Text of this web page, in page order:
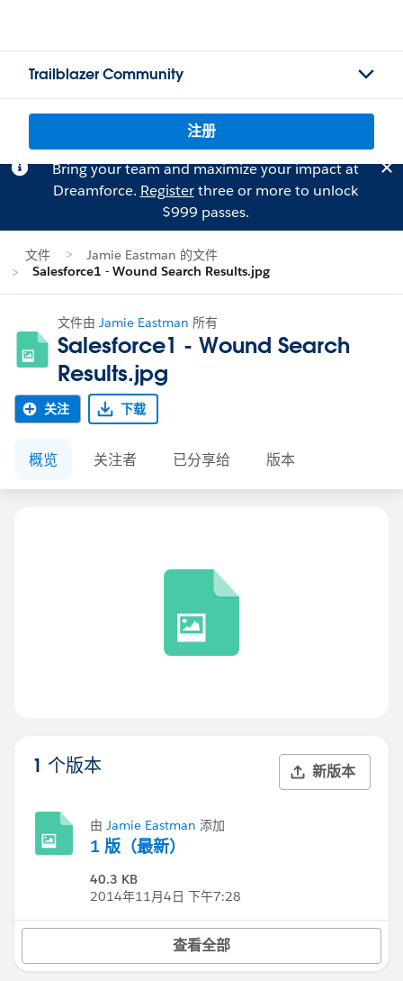
Trailblazer Community
注册
Bring your team and maximize your impact at
Dreamforce. Registerthree or more to unlock
$999 passes.
文件
Jamie Eastman 的文件
Salesforce1 - Wound Search Results.jpg
文件由 Jamie Eastman 所有
Salesforce1 - Wound Search
Results.jpg
关注 下载
概览 关注者 已分享给 版本
1 个版本 新版本
由 Jamie Eastman 添加
1 版（最新）
40.3 KB
2014年11月4日 下午7:28
查看全部